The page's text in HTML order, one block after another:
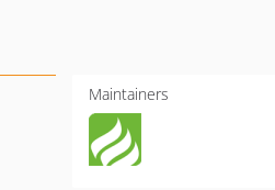
Maintainers